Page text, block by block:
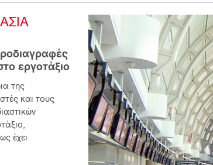
εργοτάξιο
της
και τους
έχει